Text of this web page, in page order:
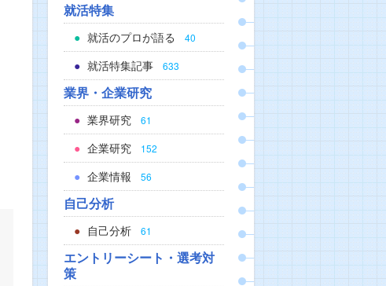
就活特集
就活のプロが語る 40
就活特集記事 633
業界・企業研究
業界研究 61
企業研究 152
企業情報 56
自己分析
自己分析 61
エントリーシート・選考対
策